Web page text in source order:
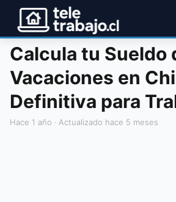
Calcula tu Sueldo
Vacaciones en
Definitiva para
hace 1 año · Actualizado hace 5 meses